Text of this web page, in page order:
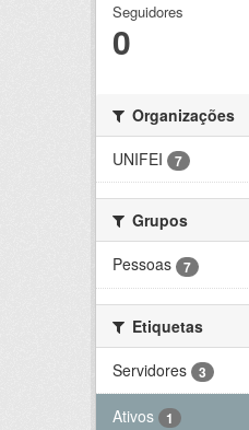
Seguidores
0
Organizações
UNIFEI
7
Grupos
Pessoas
7
Etiquetas
Servidores
3
Ativos 1